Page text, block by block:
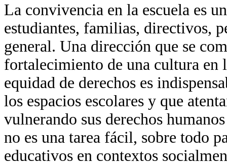
La convivencia en la escuela es
estudiantes, familias, directivos,
general. Una dirección que se
fortalecimiento de una cultura en
equidad de derechos es
los espacios escolares y que
vulnerando sus derechos
no es una tarea fácil, sobre todo
educativos en contextos